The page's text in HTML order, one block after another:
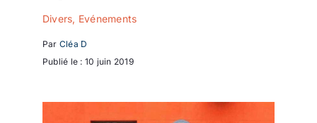
Divers, Evénements
Par Cléa D
Publié le : 10 juin 2019